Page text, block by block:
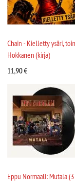
Chain - Kielletty ysäri,
Hokkanen (kirja)
11,90€
Eppu Normaali: Mutala